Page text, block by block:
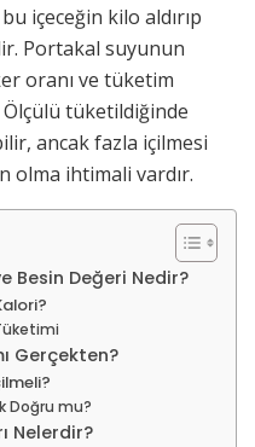
içeceğin kilo aldırıp
Portakal suyunun
oranı ve tüketim
Ölçülü tüketildiğinde
ancak fazla içilmesi
olma ihtimali vardır.
Besin Değeri Nedir?
Gerçekten?
Doğru mu?
Nelerdir?